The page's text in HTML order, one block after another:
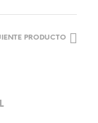
PRODUCTO